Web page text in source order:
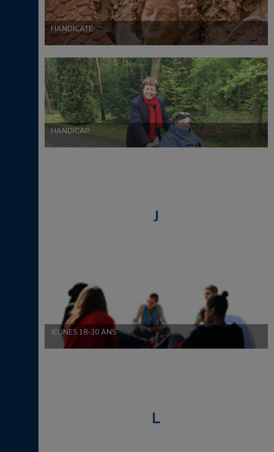
HANDICATÉ
HANDICAP
J
JEUNES 18-30 ANS
L